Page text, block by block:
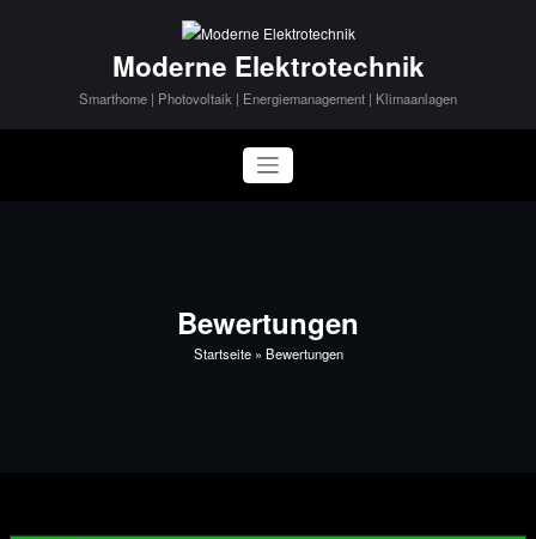
Moderne Elektrotechnik
Smarthome | Photovoltaik | Energiemanagement | Klimaanlagen
Bewertungen
Startseite» Bewertungen